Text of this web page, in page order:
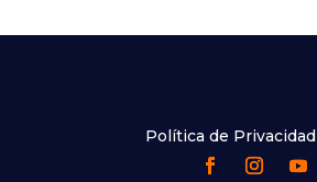
Política de Privacidad